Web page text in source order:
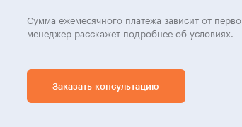
Сумма ежемесячного платежа зависит от
менеджер расскажет подробнее об условиях.
Заказать консультацию